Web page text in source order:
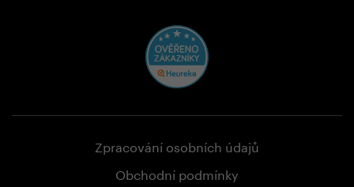
Zpracování osobních údajů
Obchodní podmínky